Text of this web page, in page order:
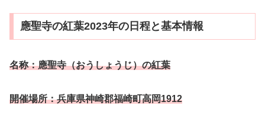
應聖寺の紅葉2023年の日程と基本情報
名称：應聖寺（おうしょうじ）の紅葉
開催場所：兵庫県神崎郡福崎町高岡1912